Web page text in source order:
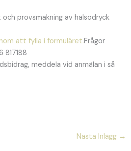
provsmakning av hälsodryck
att fylla i formuläret.Frågor
817188
meddela vid anmälan i så
Nästa Inlägg →